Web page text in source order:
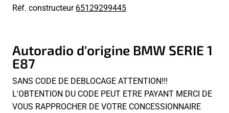
Réf. constructeur65129299445
Autoradio d'origine BMW SERIE 1
E87
SANS CODE DE DEBLOCAGE ATTENTION!!!
L'OBTENTION DU CODE PEUT ETRE PAYANT MERCI DE
VOUS RAPPROCHER DE VOTRE CONCESSIONNAIRE